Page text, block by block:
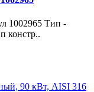
1002965 Тип -
констр..